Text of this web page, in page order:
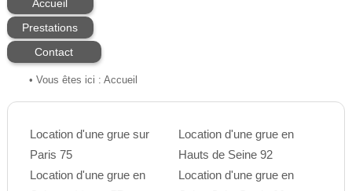
Accueil
Prestations
Contact
• Vous êtes ici : Accueil
Location d'une grue sur
Paris 75
Location d'une grue en
Location d'une grue en
Hauts de Seine 92
Location d'une grue en